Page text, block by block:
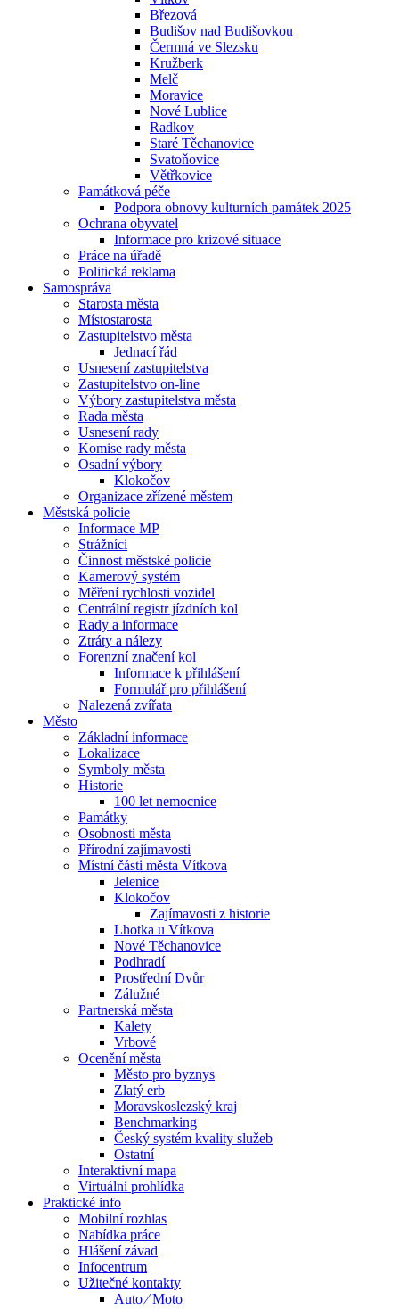
Březová
Budišov nad Budišovkou
Čermná ve Slezsku
Kružberk
Melč
Moravice
Nové Lublice
Radkov
Staré Těchanovice
Svatoňovice
Větřkovice
Památková péče
Podpora obnovy kulturních památek 2025
Ochrana obyvatel
Informace pro krizové situace
Práce na úřadě
Politická reklama
Samospráva
Starosta města
Místostarosta
Zastupitelstvo města
Jednací řád
Usnesení zastupitelstva
Zastupitelstvo on-line
Výbory zastupitelstva města
Rada města
Usnesení rady
Komise rady města
Osadní výbory
Klokočov
Organizace zřízené městem
Městská policie
Informace MP
Strážníci
Činnost městské policie
Kamerový systém
Měření rychlosti vozidel
Centrální registr jízdních kol
Rady a informace
Ztráty a nálezy
Forenzní značení kol
Informace k přihlášení
Formulář pro přihlášení
Nalezená zvířata
Město
Základní informace
Lokalizace
Symboly města
Historie
100 let nemocnice
Památky
Osobnosti města
Přírodní zajímavosti
Místní části města Vítkova
Jelenice
Klokočov
Zajímavosti z historie
Lhotka u Vítkova
Nové Těchanovice
Podhradí
Prostřední Dvůr
Zálužné
Partnerská města
Kalety
Vrbové
Ocenění města
Město pro byznys
Zlatý erb
Moravskoslezský kraj
Benchmarking
Český systém kvality služeb
Ostatní
Interaktivní mapa
Virtuální prohlídka
Praktické info
Mobilní rozhlas
Nabídka práce
Hlášení závad
Infocentrum
Užitečné kontakty
Auto ⁄ Moto